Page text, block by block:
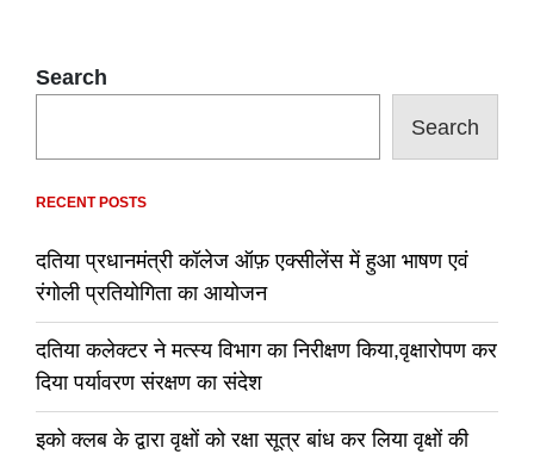
Search
Search
RECENT POSTS
दतिया प्रधानमंत्री कॉलेज ऑफ़ एक्सीलेंस में हुआ भाषण एवं
रंगोली प्रतियोगिता का आयोजन
दतिया कलेक्टर ने मत्स्य विभाग का निरीक्षण किया,वृक्षारोपण कर
दिया पर्यावरण संरक्षण का संदेश
इको क्लब के द्वारा वृक्षों को रक्षा सूत्र बांध कर लिया वृक्षों की